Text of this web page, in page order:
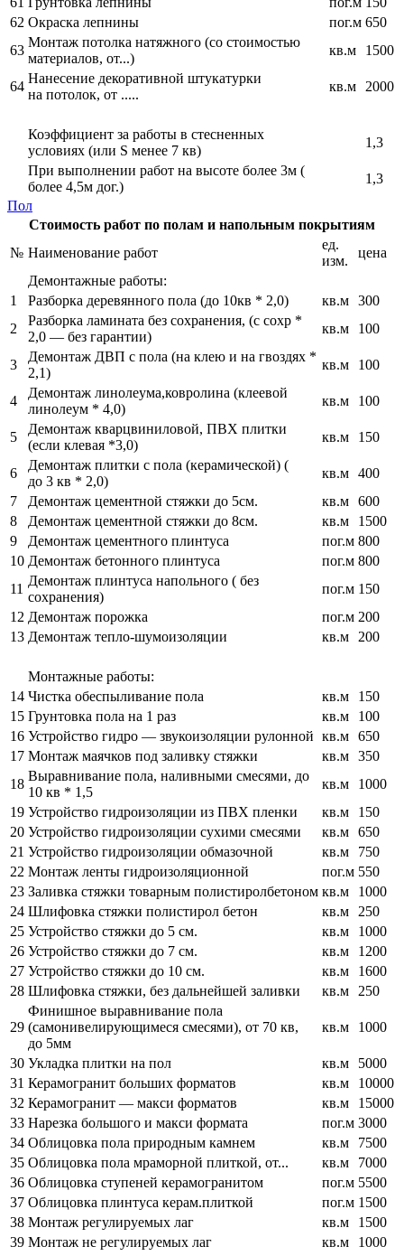
62 Окраска лепнины пог.м 650
63
Монтаж потолка натяжного (со стоимостью
материалов, от...)
кв.м 1500
64
Нанесение декоративной штукатурки
на потолок, от .....
кв.м 2000
Коэффициент за работы в стесненных
условиях (или S менее 7 кв)
1,3
При выполнении работ на высоте более 3м (
более 4,5м дог.)
1,3
Пол
Стоимость работ по полам и напольным покрытиям
№ Наименование работ
ед.
изм.
цена
Демонтажные работы:
1
Разборка деревянного пола (до 10кв * 2,0) кв.м 300
2
Разборка ламината без сохранения, (с сохр *
2,0 — без гарантии)
кв.м 100
3
Демонтаж ДВП с пола (на клею и на гвоздях *
2,1)
кв.м 100
4
Демонтаж линолеума,ковролина (клеевой
линолеум * 4,0)
кв.м 100
5
Демонтаж кварцвиниловой, ПВХ плитки
(если клевая *3,0)
кв.м 150
6
Демонтаж плитки с пола (керамической) (
до 3 кв * 2,0)
кв.м 400
7
Демонтаж цементной стяжки до 5см. кв.м 600
8
Демонтаж цементной стяжки до 8см. кв.м
1500
9
Демонтаж цементного плинтуса пог.м 800
10 Демонтаж бетонного плинтуса пог.м 800
11
Демонтаж плинтуса напольного ( без
сохранения)
пог.м 150
12 Демонтаж порожка пог.м 200
13 Демонтаж тепло-шумоизоляции кв.м 200
Монтажные работы:
14 Чистка обеспыливание пола кв.м
150
15 Грунтовка пола на 1 раз кв.м
100
16 Устройство гидро — звукоизоляции рулонной кв.м 650
17 Монтаж маячков под заливку стяжки кв.м 350
18
Выравнивание пола, наливными смесями, до
10 кв * 1,5
кв.м
1000
19 Устройство гидроизоляции из ПВХ пленки кв.м
150
20 Устройство гидроизоляции сухими смесями кв.м 650
21 Устройство гидроизоляции обмазочной кв.м
750
22 Монтаж ленты гидроизоляционной пог.м 550
23 Заливка стяжки товарным полистиролбетоном кв.м
1000
24 Шлифовка стяжки полистирол бетон кв.м 250
25 Устройство стяжки до 5 см. кв.м
1000
26 Устройство стяжки до 7 см. кв.м
1200
27 Устройство стяжки до 10 см. кв.м
1600
28 Шлифовка стяжки, без дальнейшей заливки кв.м 250
29
Финишное выравнивание пола
(самонивелирующимеся смесями), от 70 кв,
до 5мм
кв.м 1000
30 Укладка плитки на пол кв.м
5000
31 Керамогранит больших форматов кв.м
10000
32 Керамогранит — макси форматов кв.м
15000
33 Нарезка большого и макси формата пог.м 3000
34 Облицовка пола природным камнем кв.м
7500
35 Облицовка пола мраморной плиткой, от... кв.м
7000
36 Облицовка ступеней керамогранитом пог.м 5500
37 Облицовка плинтуса керам.плиткой пог.м 1500
38 Монтаж регулируемых лаг кв.м
1500
39 Монтаж не регулируемых лаг кв.м
1000